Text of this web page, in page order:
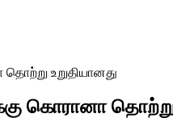
உறுதியானது
கொரானா தொற்று